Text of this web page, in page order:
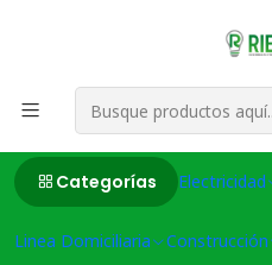
Categorías Electricidad
Linea Domiciliaria Construcción